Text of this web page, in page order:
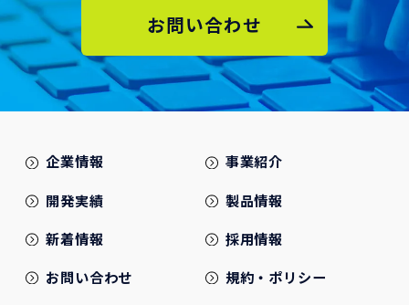
お問い合わせ
企業情報 事業紹介
開発実績 製品情報
新着情報 採用情報
お問い合わせ 規約・ポリシー